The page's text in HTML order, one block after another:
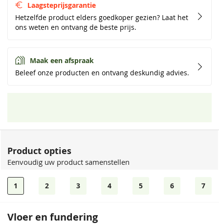
Laagsteprijsgarantie
Hetzelfde product elders goedkoper gezien? Laat het
ons weten en ontvang de beste prijs.
Maak een afspraak
Beleef onze producten en ontvang deskundig advies.
Product opties
Eenvoudig uw product samenstellen
1 2 3 4 5 6 7
Vloer en fundering